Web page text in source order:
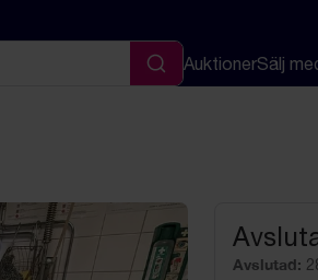
Sök
AuktionerSälj
Avslutad: